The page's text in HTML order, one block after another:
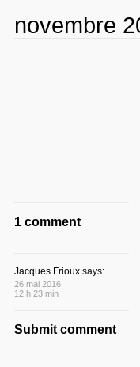
novembre
1 comment
Jacques Frioux says:
26 mai 2016
12 h 23 min
Submit comment